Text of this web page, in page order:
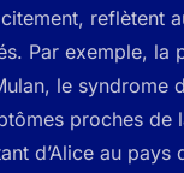
reflètent
Par exemple, la
le syndrome
proches de
d’Alice au pays